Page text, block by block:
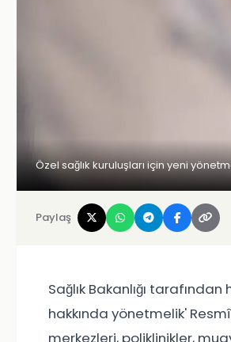
Özel sağlık kuruluşları için yeni
Paylaş
Sağlık Bakanlığı
hakkında yönetmelik'